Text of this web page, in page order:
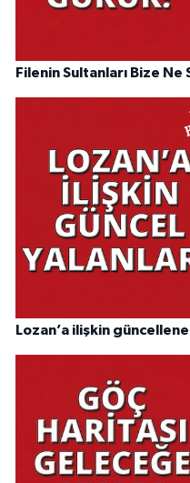
Filenin Sultanları Bize Ne
Lozan’a ilişkin